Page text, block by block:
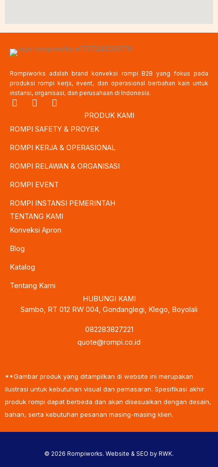
Rompiworks adalah brand konveksi rompi B2B yang fokus pada
produksi rompi kerja, event, dan operasional berbahan kain untuk
instansi, organisasi, dan perusahaan di Indonesia.
I
t
g
r
a
m
F
e
o
o
k
T
t
e
r
PRODUK KAMI
ROMPI SAFETY & PROYEK
ROMPI KERJA & OPERASIONAL
ROMPI RELAWAN & ORGANISASI
ROMPI EVENT
ROMPI INSTANSI PEMERINTAH
TENTANG KAMI
Konveksi Apron
Blog
Katalog
Tentang Kami
HUBUNGI KAMI
Sambo, RT 012 RW 004, Gondanglegi, Klego, Boyolali
082283827221
quote@rompi.co.id
**Gambar produk yang ditampilkan di website ini merupakan
ilustrasi untuk kebutuhan visual dan pemasaran. Spesifikasi akhir
produk rompi dapat berbeda dan akan disesuaikan dengan desain,
bahan, serta kebutuhan pesanan masing-masing klien.
© 2026 Rompiworks. Website & SEO by RWK.